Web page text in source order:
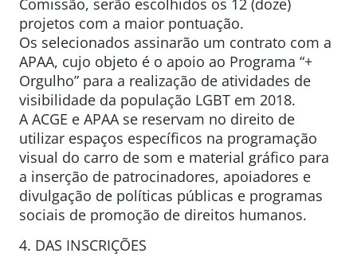
Comissão, serão escolhidos os 12 (doze)
projetos com a maior pontuação.
Os selecionados assinarão um contrato com a
APAA, cujo objeto é o apoio ao Programa “+
Orgulho” para a realização de atividades de
visibilidade da população LGBT em 2018.
A ACGE e APAA se reservam no direito de
utilizar espaços específicos na programação
visual do carro de som e material gráfico para
a inserção de patrocinadores, apoiadores e
divulgação de políticas públicas e programas
sociais de promoção de direitos humanos.
4. DAS INSCRIÇÕES